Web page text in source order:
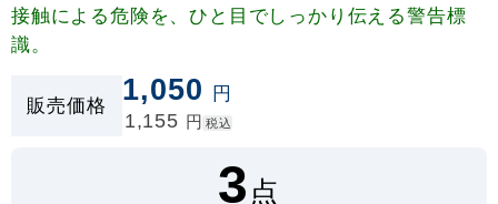
接触による危険を、ひと目でしっかり伝える警告標
識。
販売価格 1,050 円
1,155 円 税込
3点